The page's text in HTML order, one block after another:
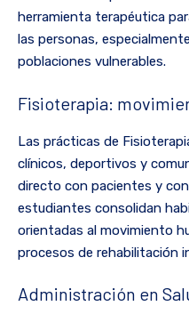
herramienta terapéutica
las personas,
poblaciones vulnerables.
Fisioterapia:
Las prácticas de
clínicos, deportivos y
directo con pacientes y
estudiantes consolidan
orientadas al movimiento
procesos de rehabilitación
Administración en